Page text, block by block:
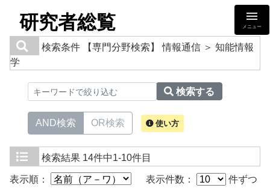
研究者総覧 メニュー
検索条件
【専門分野検索】 情報通信 ＞ 知能情報
学
検索する
AND検索 OR検索 使い方
検索結果 14件中1-10件目
表示順： 表示件数： 件ずつ